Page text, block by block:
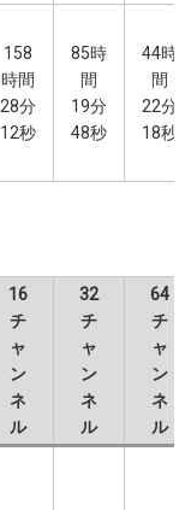
158
時間
28分
12秒
85時
間
19分
48秒
44時
間
22分
18秒
16
チ
ャ
ン
ネ
ル
32
チ
ャ
ン
ネ
ル
64
チ
ャ
ン
ネ
ル